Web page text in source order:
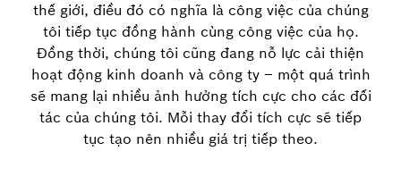
thế giới, điều đó có nghĩa là công việc của chúng
tôi tiếp tục đồng hành cùng công việc của họ.
Đồng thời, chúng tôi cũng đang nỗ lực cải thiện
hoạt động kinh doanh và công ty – một quá trình
sẽ mang lại nhiều ảnh hưởng tích cực cho các đối
tác của chúng tôi. Mỗi thay đổi tích cực sẽ tiếp
tục tạo nên nhiều giá trị tiếp theo.